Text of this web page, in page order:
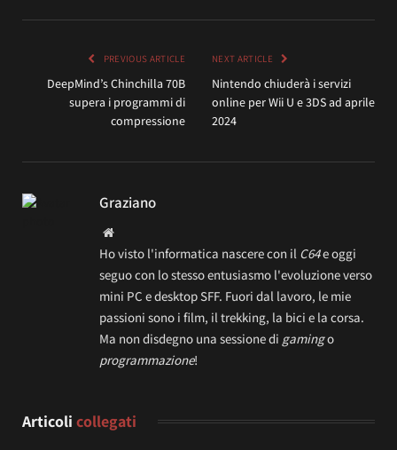
PREVIOUS ARTICLE
DeepMind’s Chinchilla 70B
supera i programmi di
compressione
NEXT ARTICLE
Nintendo chiuderà i servizi
online per Wii U e 3DS ad aprile
2024
Graziano
Website
Ho visto l'informatica nascere con il C64e oggi
seguo con lo stesso entusiasmo l'evoluzione verso
mini PC e desktop SFF. Fuori dal lavoro, le mie
passioni sono i film, il trekking, la bici e la corsa.
Ma non disdegno una sessione di gamingo
programmazione!
Articoli collegati